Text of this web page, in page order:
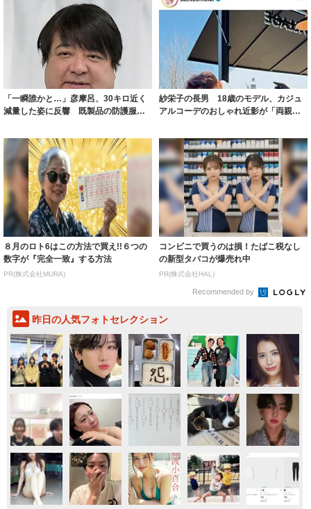
「一瞬誰かと…」彦摩呂、30キロ近く
減量した姿に反響 既製品の防護服が
紗栄子の長男 18歳のモデル、カジュ
アルコーデのおしゃれ近影が「両親の
８月のロト6はこの方法で買え!!６つの
数字が『完全一致』する方法
PR(株式会社MURA)
コンビニで買うのは損！たばこ税なし
の新型タバコが爆売れ中
PR(株式会社HAL)
Recommended by
昨日の人気フォトセレクション